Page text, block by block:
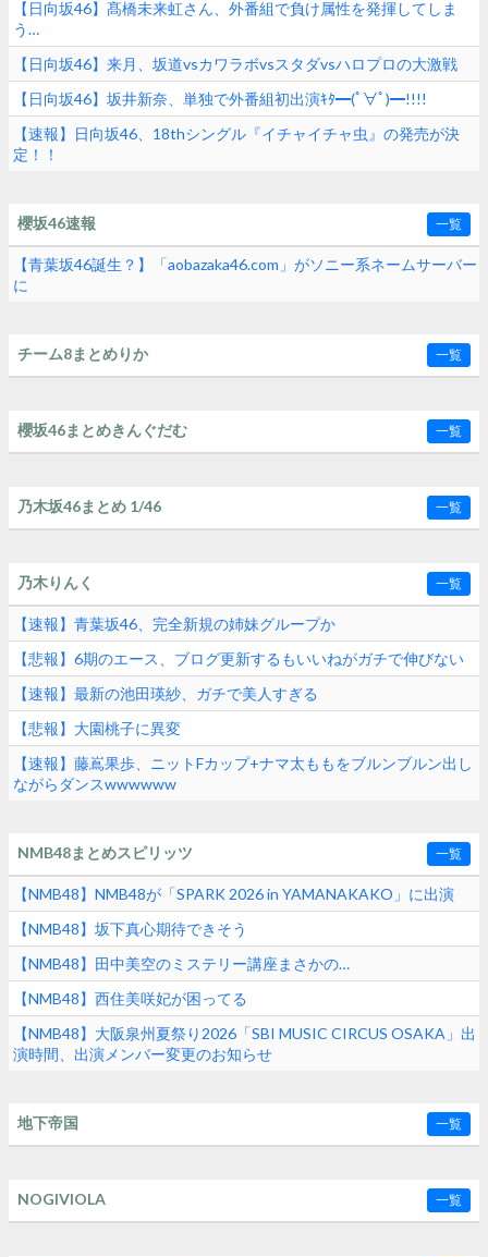
【日向坂46】髙橋未来虹さん、外番組で負け属性を発揮してしま
う…
【日向坂46】来月、坂道vsカワラボvsスタダvsハロプロの大激戦
【日向坂46】坂井新奈、単独で外番組初出演ｷﾀ━(ﾟ∀ﾟ)━!!!!
【速報】日向坂46、18thシングル『イチャイチャ虫』の発売が決
定！！
櫻坂46速報 一覧
【青葉坂46誕生？】「aobazaka46.com」がソニー系ネームサーバー
に
チーム8まとめりか 一覧
櫻坂46まとめきんぐだむ 一覧
乃木坂46まとめ 1/46 一覧
乃木りんく 一覧
【速報】青葉坂46、完全新規の姉妹グループか
【悲報】6期のエース、ブログ更新するもいいねがガチで伸びない
【速報】最新の池田瑛紗、ガチで美人すぎる
【悲報】大園桃子に異変
【速報】藤嶌果歩、ニットFカップ+ナマ太ももをブルンブルン出し
ながらダンスwwwwww
NMB48まとめスピリッツ 一覧
【NMB48】NMB48が「SPARK 2026 in YAMANAKAKO」に出演
【NMB48】坂下真心期待できそう
【NMB48】田中美空のミステリー講座まさかの…
【NMB48】西住美咲妃が困ってる
【NMB48】大阪泉州夏祭り2026「SBI MUSIC CIRCUS OSAKA」出
演時間、出演メンバー変更のお知らせ
地下帝国 一覧
NOGIVIOLA 一覧